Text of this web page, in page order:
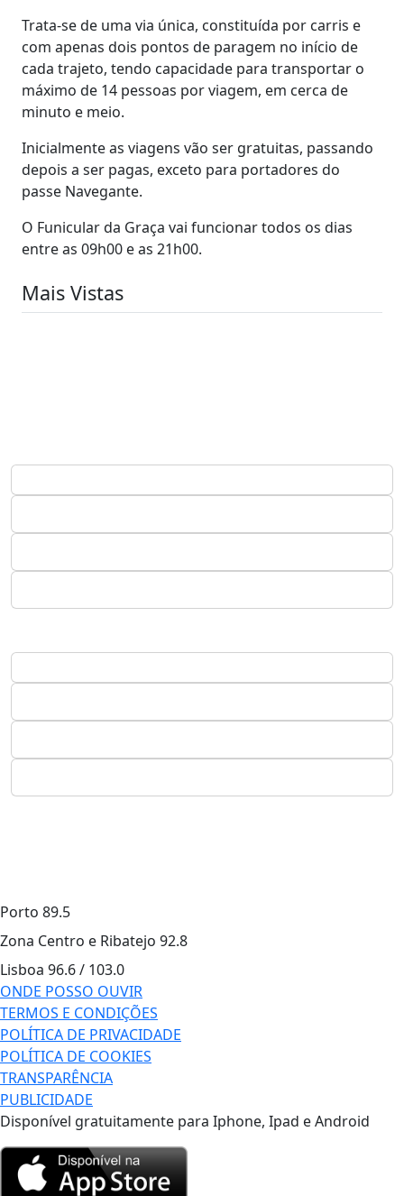
Trata-se de uma via única, constituída por carris e
com apenas dois pontos de paragem no início de
cada trajeto, tendo capacidade para transportar o
máximo de 14 pessoas por viagem, em cerca de
minuto e meio.
Inicialmente as viagens vão ser gratuitas, passando
depois a ser pagas, exceto para portadores do
passe Navegante.
O Funicular da Graça vai funcionar todos os dias
entre as 09h00 e as 21h00.
Mais Vistas
Porto 89.5
Zona Centro e Ribatejo 92.8
Lisboa 96.6 / 103.0
ONDE POSSO OUVIR
TERMOS E CONDIÇÕES
POLÍTICA DE PRIVACIDADE
POLÍTICA DE COOKIES
TRANSPARÊNCIA
PUBLICIDADE
Disponível gratuitamente para Iphone, Ipad e Android